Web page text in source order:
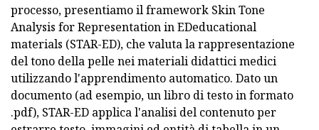
processo, presentiamo il framework Skin Tone
Analysis for Representation in EDeducational
materials (STAR-ED), che valuta la rappresentazione
del tono della pelle nei materiali didattici medici
utilizzando l'apprendimento automatico. Dato un
documento (ad esempio, un libro di testo in formato
.pdf), STAR-ED applica l'analisi del contenuto per